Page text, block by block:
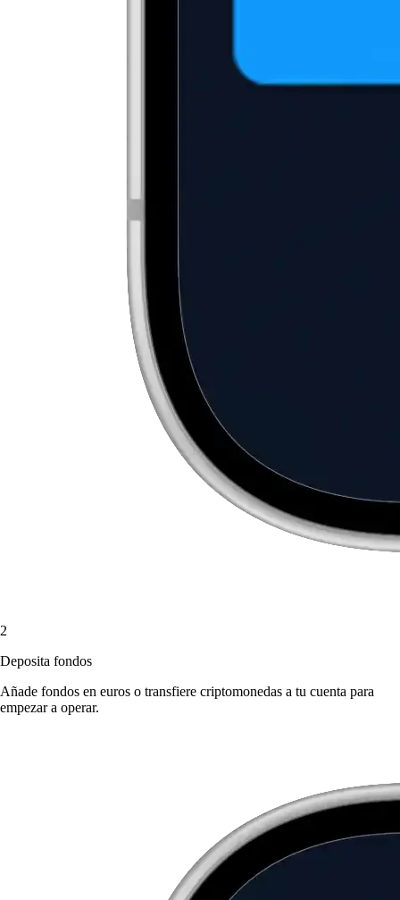
2
Deposita fondos
Añade fondos en euros o transfiere criptomonedas a tu cuenta para
empezar a operar.